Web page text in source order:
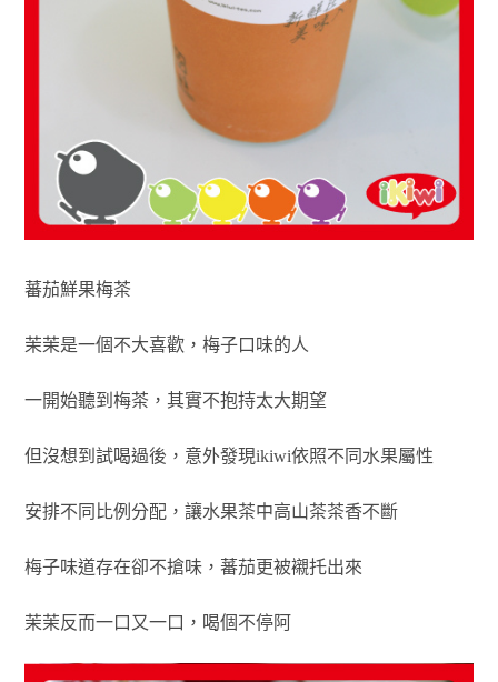
蕃茄鮮果梅茶
茉茉是一個不大喜歡，梅子口味的人
一開始聽到梅茶，其實不抱持太大期望
但沒想到試喝過後，意外發現ikiwi依照不同水果屬性
安排不同比例分配，讓水果茶中高山茶茶香不斷
梅子味道存在卻不搶味，蕃茄更被襯托出來
茉茉反而一口又一口，喝個不停阿